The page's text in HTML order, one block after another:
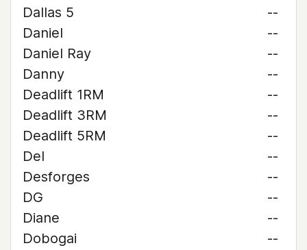
Dallas 5
--
Daniel
--
Daniel Ray
--
Danny
--
Deadlift 1RM
--
Deadlift 3RM
--
Deadlift 5RM
--
Del
--
Desforges
--
DG
--
Diane
--
Dobogai
--